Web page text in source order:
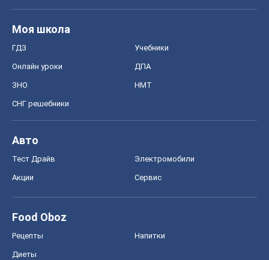
Моя школа
ГДЗ Учебники
Онлайн уроки ДПА
ЗНО НМТ
СНГ решебники
Авто
Тест Драйв Электромобили
Акции Сервис
Food Oboz
Рецепты Напитки
Диеты